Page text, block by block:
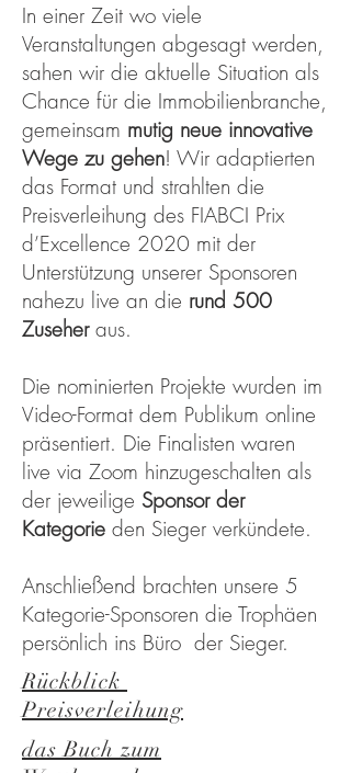
In einer Zeit wo viele
Veranstaltungen abgesagt werden,
sahen wir die aktuelle Situation als
Chance für die Immobilienbranche,
gemeinsam mutig neue innovative
Wege zu gehen! Wir adaptierten
das Format und strahlten die
Preisverleihung des FIABCI Prix
d’Excellence 2020 mit der
Unterstützung unserer Sponsoren
nahezu live an die rund 500
Zuseheraus.
Die nominierten Projekte wurden im
Video-Format dem Publikum online
präsentiert. Die Finalisten waren
live via Zoom hinzugeschalten als
der jeweilige Sponsor der
Kategorie den Sieger verkündete.
Anschließend brachten unsere 5
Kategorie-Sponsoren die Trophäen
persönlich ins Büro der Sieger.
Rückblick
Preisverleihung
das Buch zum